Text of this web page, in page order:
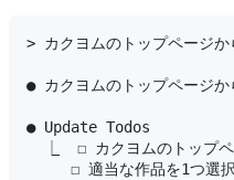
> カクヨムのトップページか
● カクヨムのトップページか
● Update Todos
⎿  ☐ カクヨムのトップ
     ☐ 適当な作品を1つ選択